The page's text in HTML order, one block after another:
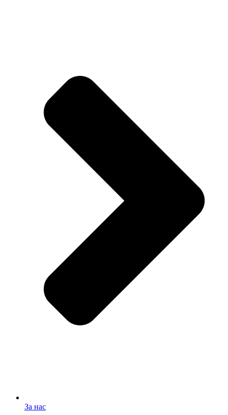
За нас